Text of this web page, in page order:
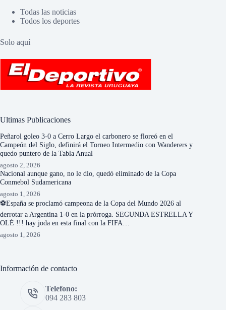
Todas las noticias
Todos los deportes
Solo aquí
Ultimas Publicaciones
Peñarol goleo 3-0 a Cerro Largo el carbonero se floreó en el
Campeón del Siglo, definirá el Torneo Intermedio con Wanderers y
quedo puntero de la Tabla Anual
agosto 2, 2026
Nacional aunque gano, no le dio, quedó eliminado de la Copa
Conmebol Sudamericana
agosto 1, 2026
⚽España se proclamó campeona de la Copa del Mundo 2026 al
derrotar a Argentina 1-0 en la prórroga. SEGUNDA ESTRELLA Y
OLÉ !!! hay joda en esta final con la FIFA…
agosto 1, 2026
Información de contacto
Telefono:
094 283 803